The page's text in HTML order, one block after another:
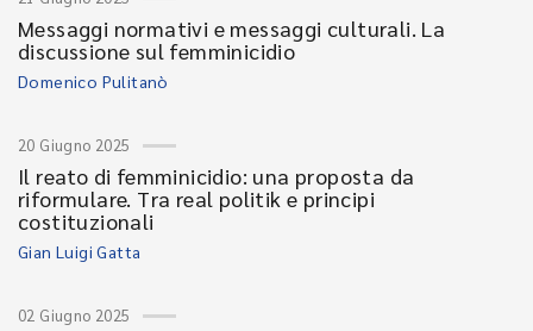
Messaggi normativi e messaggi culturali. La
discussione sul femminicidio
Domenico Pulitanò
20 Giugno 2025
Il reato di femminicidio: una proposta da
riformulare. Tra real politik e principi
costituzionali
Gian Luigi Gatta
02 Giugno 2025